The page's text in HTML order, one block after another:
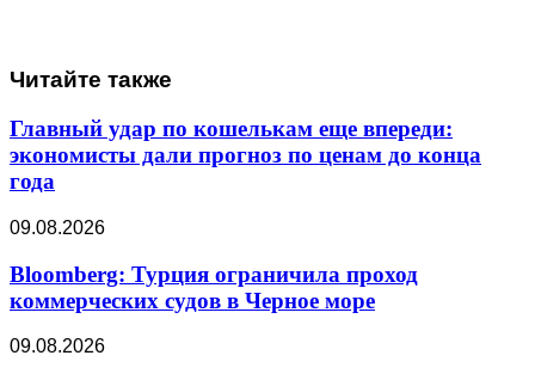
Читайте также
Главный удар по кошелькам еще впереди:
экономисты дали прогноз по ценам до конца
года
09.08.2026
Bloomberg: Турция ограничила проход
коммерческих судов в Черное море
09.08.2026